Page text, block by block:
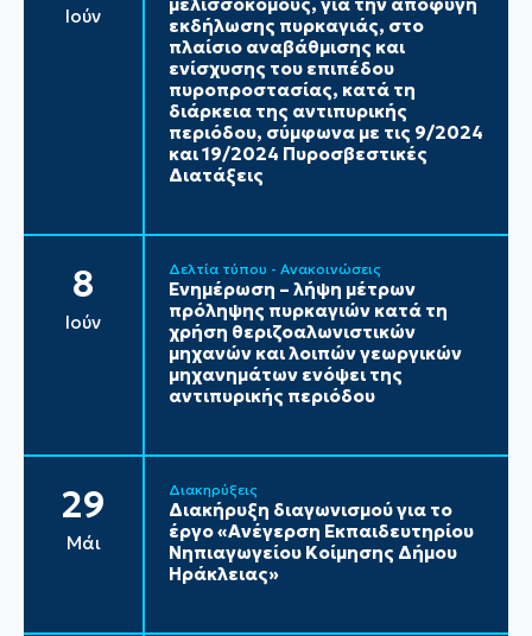
Ιούν
μελισσοκόμους, για την αποφυγή
εκδήλωσης πυρκαγιάς, στο
πλαίσιο αναβάθμισης και
ενίσχυσης του επιπέδου
πυροπροστασίας, κατά τη
διάρκεια της αντιπυρικής
περιόδου, σύμφωνα με τις 9/2024
και 19/2024 Πυροσβεστικές
Διατάξεις
8
Ιούν
Δελτία τύπου - Ανακοινώσεις
Ενημέρωση – λήψη μέτρων
πρόληψης πυρκαγιών κατά τη
χρήση θεριζοαλωνιστικών
μηχανών και λοιπών γεωργικών
μηχανημάτων ενόψει της
αντιπυρικής περιόδου
29
Μάι
Διακηρύξεις
Διακήρυξη διαγωνισμού για το
έργο «Ανέγερση Εκπαιδευτηρίου
Νηπιαγωγείου Κοίμησης Δήμου
Ηράκλειας»